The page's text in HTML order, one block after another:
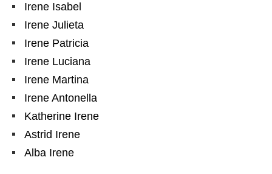
Irene Isabel
Irene Julieta
Irene Patricia
Irene Luciana
Irene Martina
Irene Antonella
Katherine Irene
Astrid Irene
Alba Irene